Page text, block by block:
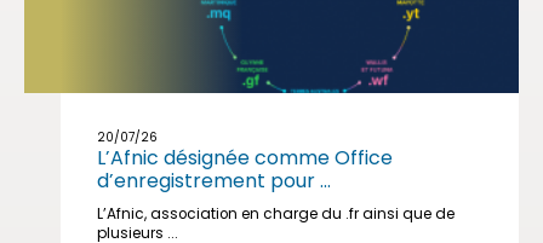
20/07/26
L’Afnic désignée comme Office
d’enregistrement pour ...
L’Afnic, association en charge du .fr ainsi que de
plusieurs ...